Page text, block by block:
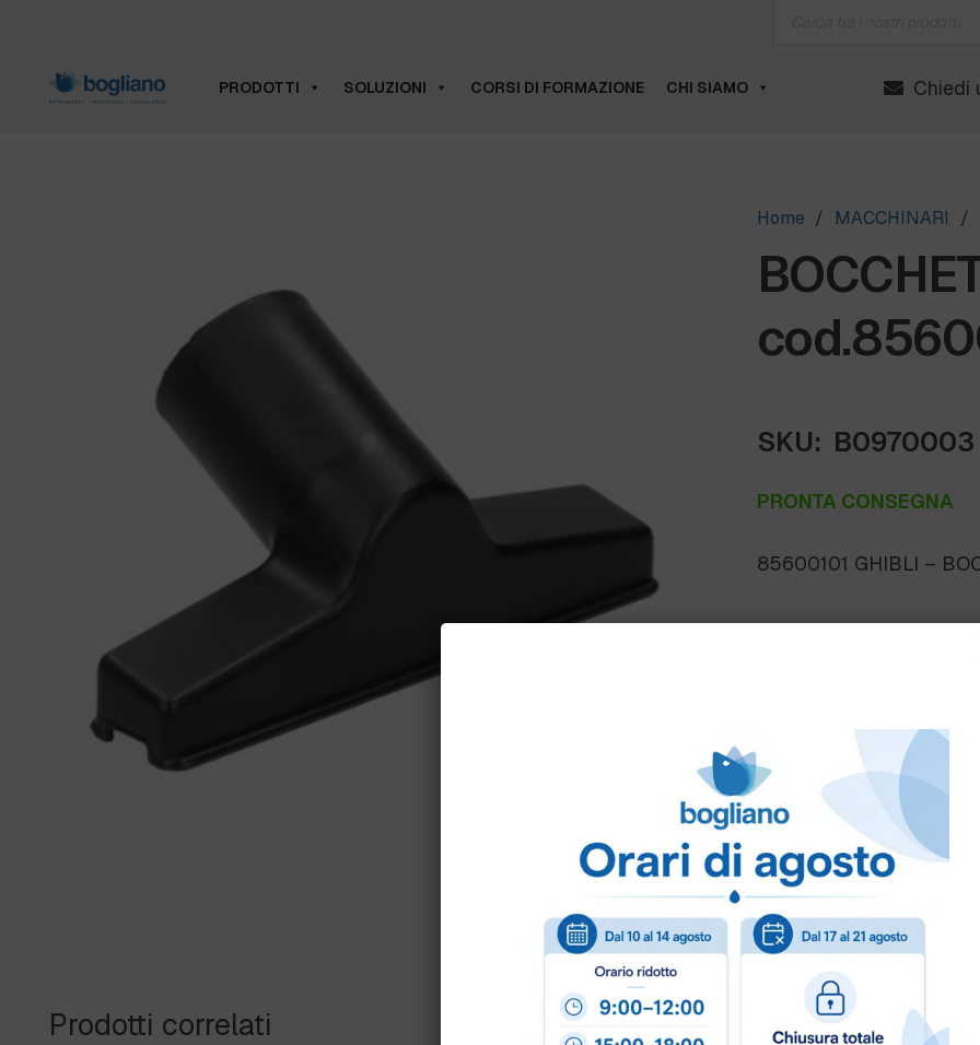
PRODOTTI SOLUZIONI CORSI DI FORMAZIONE CHI SIAMO Chiedi
Home / MACCHINARI /
SKU: B0970003
PRONTA CONSEGNA
85600101 GHIBLI –
info@bogliano.it .
Per ogni informazione
Prodotti correlati